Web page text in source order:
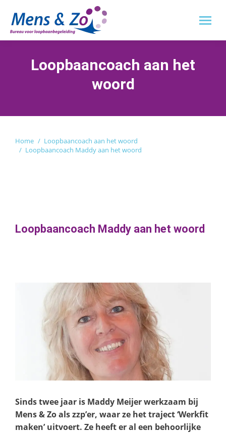
Loopbaancoach aan het
woord
Home
Loopbaancoach aan het woord
Loopbaancoach Maddy aan het woord
Loopbaancoach Maddy aan het woord
Sinds twee jaar is Maddy Meijer werkzaam bij
Mens & Zo als zzp’er, waar ze het traject ‘Werkfit
maken’ uitvoert. Ze heeft er al een behoorlijke